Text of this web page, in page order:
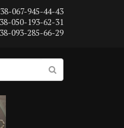
067-945-44-43
050-193-62-31
093-285-66-29